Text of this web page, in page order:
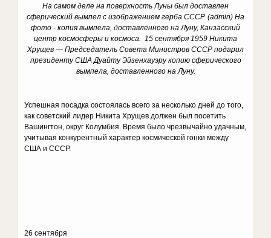
На самом деле на поверхность Луны был доставлен
сферический вымпел с изображением герба СССР. (admin) На
фото - копия вымпела, доставленного на Луну, Канзасский
центр космосферы и космоса. 15 сентября 1959 Никита
Хрущев — Председатель Совета Министров СССР подарил
президенту США Дуайту Эйзенхауэру копию сферического
вымпела, доставленного на Луну.
Успешная посадка состоялась всего за несколько дней до того,
как советский лидер Никита Хрущев должен был посетить
Вашингтон, округ Колумбия. Время было чрезвычайно удачным,
учитывая конкурентный характер космической гонки между
США и СССР.
26 сентября